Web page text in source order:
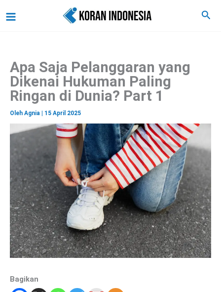
ke
Cari
Apa Saja Pelanggaran yang
Dikenai Hukuman Paling
Ringan di Dunia? Part 1
Oleh Agnia 15 April 2025
Bagikan
a